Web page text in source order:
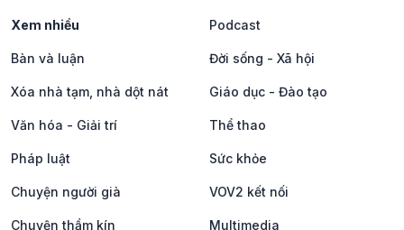
Xem nhiều Podcast
Bàn và luận Đời sống - Xã hội
Xóa nhà tạm, nhà dột nát Giáo dục - Đào tạo
Văn hóa - Giải trí Thể thao
Pháp luật Sức khỏe
Chuyện người già VOV2 kết nối
Chuyện thầm kín Multimedia